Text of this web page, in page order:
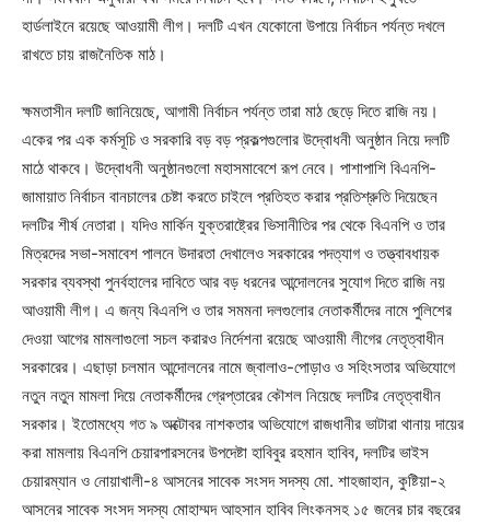
হার্ডলাইনে রয়েছে আওয়ামী লীগ। দলটি এখন যেকোনো উপায়ে নির্বাচন পর্যন্ত দখলে
রাখতে চায় রাজনৈতিক মাঠ।
ক্ষমতাসীন দলটি জানিয়েছে, আগামী নির্বাচন পর্যন্ত তারা মাঠ ছেড়ে দিতে রাজি নয়।
একের পর এক কর্মসূচি ও সরকারি বড় বড় প্রকল্পগুলোর উদ্বোধনী অনুষ্ঠান নিয়ে দলটি
মাঠে থাকবে। উদ্বোধনী অনুষ্ঠানগুলো মহাসমাবেশে রূপ নেবে। পাশাপাশি বিএনপি-
জামায়াত নির্বাচন বানচালের চেষ্টা করতে চাইলে প্রতিহত করার প্রতিশ্রুতি দিয়েছেন
দলটির শীর্ষ নেতারা। যদিও মার্কিন যুক্তরাষ্ট্রের ভিসানীতির পর থেকে বিএনপি ও তার
মিত্রদের সভা-সমাবেশ পালনে উদারতা দেখালেও সরকারের পদত্যাগ ও তত্ত্বাবধায়ক
সরকার ব্যবস্থা পুনর্বহালের দাবিতে আর বড় ধরনের আন্দোলনের সুযোগ দিতে রাজি নয়
আওয়ামী লীগ। এ জন্য বিএনপি ও তার সমমনা দলগুলোর নেতাকর্মীদের নামে পুলিশের
দেওয়া আগের মামলাগুলো সচল করারও নির্দেশনা রয়েছে আওয়ামী লীগের নেতৃত্বাধীন
সরকারের। এছাড়া চলমান আন্দোলনের নামে জ্বালাও-পোড়াও ও সহিংসতার অভিযোগে
নতুন নতুন মামলা দিয়ে নেতাকর্মীদের গ্রেপ্তারের কৌশল নিয়েছে দলটির নেতৃত্বাধীন
সরকার। ইতোমধ্যে গত ৯ অক্টোবর নাশকতার অভিযোগে রাজধানীর ভাটারা থানায় দায়ের
করা মামলায় বিএনপি চেয়ারপারসনের উপদেষ্টা হাবিবুর রহমান হাবিব, দলটির ভাইস
চেয়ারম্যান ও নোয়াখালী-৪ আসনের সাবেক সংসদ সদস্য মো. শাহজাহান, কুষ্টিয়া-২
আসনের সাবেক সংসদ সদস্য মোহাম্মদ আহসান হাবিব লিংকনসহ ১৫ জনের চার বছরের